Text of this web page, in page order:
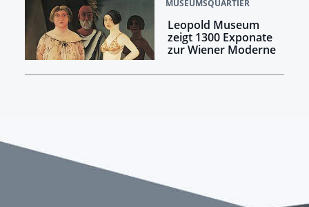
MUSEUMSQUARTIER
Leopold Museum
zeigt 1300 Exponate
zur Wiener Moderne